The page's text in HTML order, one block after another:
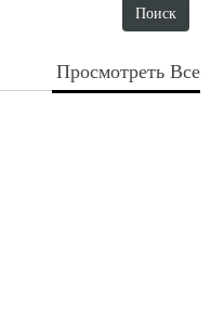
Просмотреть Все